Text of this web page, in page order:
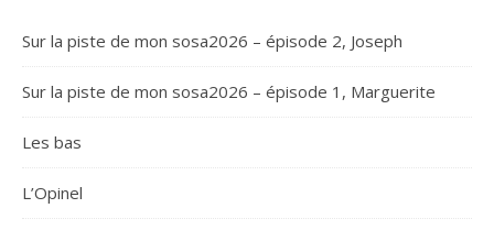
Sur la piste de mon sosa2026 – épisode 2, Joseph
Sur la piste de mon sosa2026 – épisode 1, Marguerite
Les bas
L’Opinel